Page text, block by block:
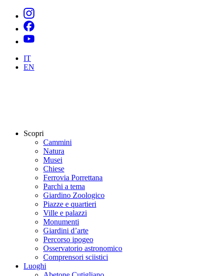
IT
EN
Scopri
Cammini
Natura
Musei
Chiese
Ferrovia Porrettana
Parchi a tema
Giardino Zoologico
Piazze e quartieri
Ville e palazzi
Monumenti
Giardini d’arte
Percorso ipogeo
Osservatorio astronomico
Comprensori sciistici
Luoghi